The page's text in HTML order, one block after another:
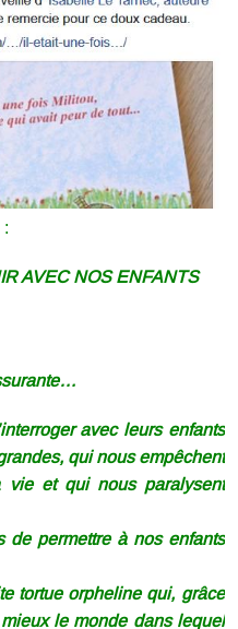
:
AVEC NOS ENFANTS
avec leurs enfants
qui nous empêchent
vie et qui nous paralysent
de permettre à nos enfants
tortue orpheline qui, grâce
le monde dans lequel